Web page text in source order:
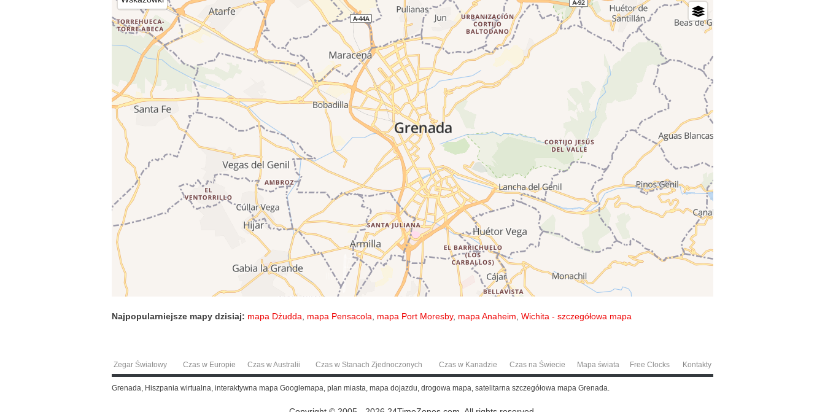
Najpopularniejsze mapy dzisiaj: mapa Dżudda mapa Pensacola mapa Port Moresby, mapa Anaheim Wichita - szczegółowa mapa
Zegar Światowy Czas w Europie Czas w Australii Czas w Stanach Zjednoczonych Czas w Kanadzie Czas na Świecie Mapa świata Free Clocks Kontakty
Grenada, Hiszpania wirtualna, interaktywna mapa Googlemapa, plan miasta, mapa dojazdu, drogowa mapa, satelitarna szczegółowa mapa Grenada.